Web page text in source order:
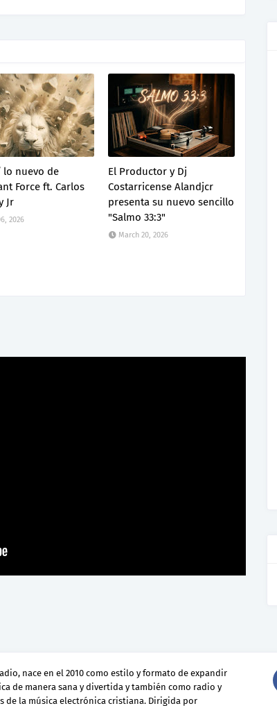
lo nuevo de
Force ft. Carlos
Jr
2026
El Productor y Dj
Costarricense Alandjcr
presenta su nuevo sencillo
"Salmo 33:3"
March 20, 2026
nace en el 2010 como estilo y formato de expandir
de manera sana y divertida y también como radio y
de la música electrónica cristiana. Dirigida por